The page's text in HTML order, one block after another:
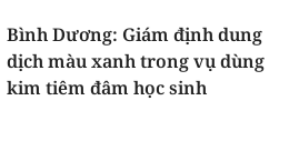
Bình Dương: Giám định dung
dịch màu xanh trong vụ dùng
kim tiêm đâm học sinh